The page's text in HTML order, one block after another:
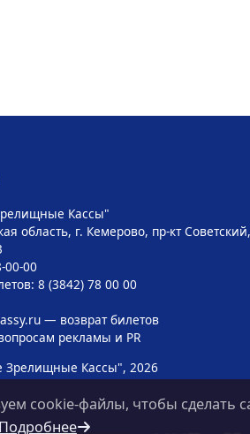
Кассы"
область, г. Кемерово, пр-кт
00-00
8 (3842) 78 00 00
— возврат билетов
рекламы и PR
Кассы", 2026
cookie-файлы, чтобы сделать
Подробнее